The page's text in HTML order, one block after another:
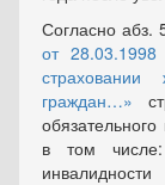
Согласно абз.
от 28.03.1998
граждан…»
в том числе: